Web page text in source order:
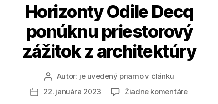
Horizonty Odile Decq
ponúknu priestorový
zážitok z architektúry
Autor
článku
Autor: je uvedený priamo v článku
Dátum
22. januára 2023 Žiadne komentárena